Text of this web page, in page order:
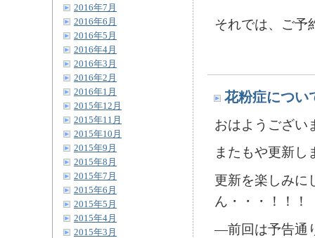
それでは、ご予
花粉症につい
おはようござ
またもや更新し
更新を楽しみに
ん・・・！！！
―前回は予告通
2016年7月
2016年6月
2016年5月
2016年4月
2016年3月
2016年2月
2016年1月
2015年12月
2015年11月
2015年10月
2015年9月
2015年8月
2015年7月
2015年6月
2015年5月
2015年4月
2015年3月